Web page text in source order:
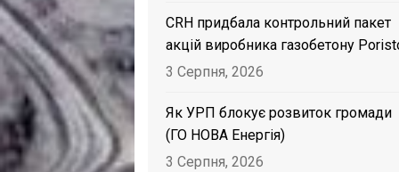
CRH придбала контрольний пакет
акцій виробника газобетону
3 Серпня, 2026
Як УРП блокує розвиток громади
(ГО НОВА Енергія)
3 Серпня, 2026